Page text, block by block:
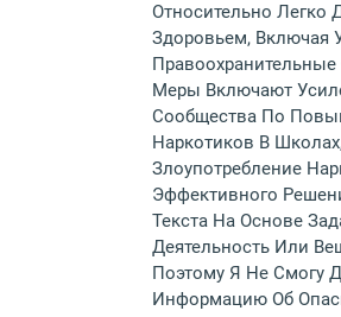
Относительно Легко
Здоровьем, Включая
Меры Включают
Сообщества По
Наркотиков В
Злоупотребление
Эффективного
Текста На Основе
Деятельность Или
Поэтому Я Не Смогу
Информацию Об